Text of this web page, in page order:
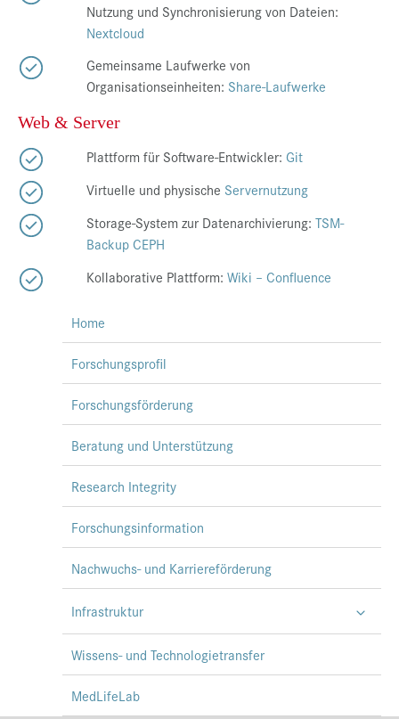
Nutzung und Synchronisierung von Dateien:
Nextcloud
Gemeinsame Laufwerke von
Organisationseinheiten: Share-Laufwerke
Web & Server
Plattform für Software-Entwickler: Git
Virtuelle und physische Servernutzung
Storage-System zur Datenarchivierung: TSM-
Backup CEPH
Kollaborative Plattform: Wiki – Confluence
Home
Forschungsprofil
Forschungsförderung
Beratung und Unterstützung
Research Integrity
Forschungsinformation
Nachwuchs- und Karriereförderung
Infrastruktur
Wissens- und Technologietransfer
MedLifeLab